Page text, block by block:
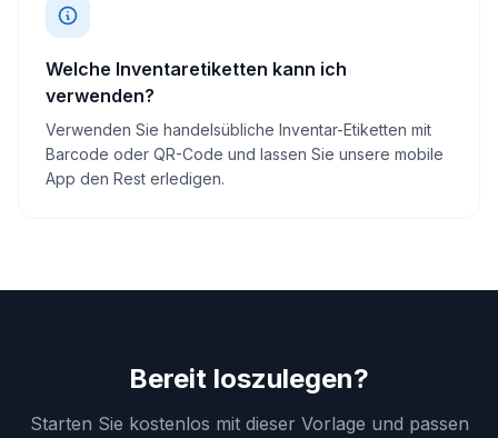
Welche Inventaretiketten kann ich
verwenden?
Verwenden Sie handelsübliche Inventar-Etiketten mit
Barcode oder QR-Code und lassen Sie unsere mobile
App den Rest erledigen.
Bereit loszulegen?
Starten Sie kostenlos mit dieser Vorlage und passen